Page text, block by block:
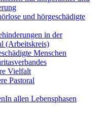
und hörgeschädigte
in der
(Arbeitskreis)
Menschen
Vielfalt
Pastoral
In allen Lebensphasen